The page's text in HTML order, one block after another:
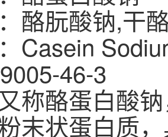
酪朊酸钠,干
Casein
46-3
称酪蛋白酸
末状蛋白质